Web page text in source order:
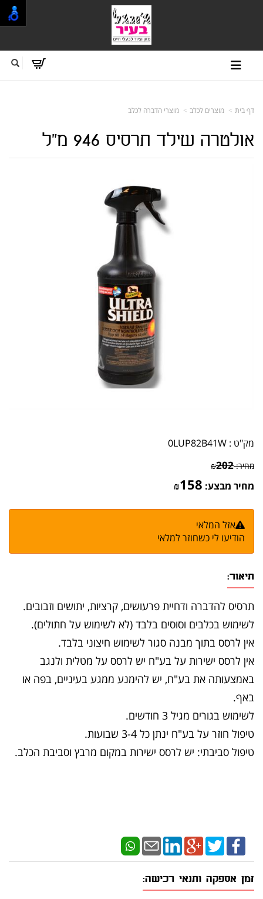
דף בית מוצרים לכלב מוצרי הדברה לכלב
אולטרה שילד תרסיס 946 מ"ל
מק"ט : 0LUP82B41W
מחיר: ₪202
מחיר מבצע: ₪158
אזל המלאי
הודיעו לי כשחוזר למלאי
תיאור:
תרסיס להדברה ודחיית פרעושים, קרציות, יתושים וזבובים.
לשימוש בכלבים וסוסים בלבד (לא לשימוש על חתולים).
אין לרסס בתוך מבנה סגור לשימוש חיצוני בלבד.
אין לרסס ישירות על בע"ח יש לרסס על מטלית ולנגב
באמצעותה את בע"ח, יש להימנע ממגע בעיניים, בפה או
באף.
לשימוש בגורים מגיל 3 חודשים.
טיפול חוזר על בע"ח ינתן כל 3-4 שבועות.
טיפול סביבתי: יש לרסס ישירות במקום מרבץ וסביבת הכלב.
זמן אספקה ותנאי רכישה: